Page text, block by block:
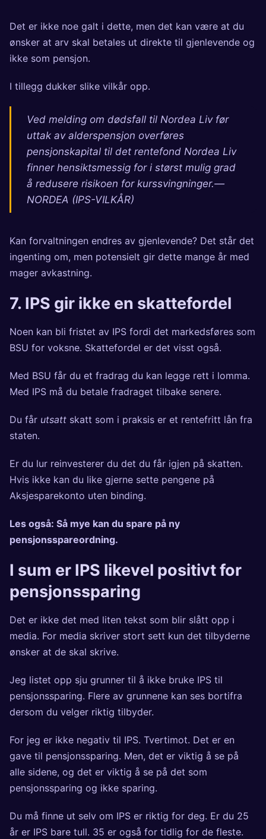
Det er ikke noe galt i dette, men det kan være at du
ønsker at arv skal betales ut direkte til gjenlevende og
ikke som pensjon.
I tillegg dukker slike vilkår opp.
Ved melding om dødsfall til Nordea Liv før
uttak av alderspensjon overføres
pensjonskapital til det rentefond Nordea Liv
finner hensiktsmessig for i størst mulig grad
å redusere risikoen for kurssvingninger.—
NORDEA (IPS-VILKÅR)
Kan forvaltningen endres av gjenlevende? Det står det
ingenting om, men potensielt gir dette mange år med
mager avkastning.
7. IPS gir ikke en skattefordel
Noen kan bli fristet av IPS fordi det markedsføres som
BSU for voksne. Skattefordel er det visst også.
Med BSU får du et fradrag du kan legge rett i lomma.
Med IPS må du betale fradraget tilbake senere.
Du får utsatt skatt som i praksis er et rentefritt lån fra
staten.
Er du lur reinvesterer du det du får igjen på skatten.
Hvis ikke kan du like gjerne sette pengene på
Aksjesparekonto uten binding.
Les også: Så mye kan du spare på ny
pensjonsspareordning.
I sum er IPS likevel positivt for
pensjonssparing
Det er ikke det med liten tekst som blir slått opp i
media. For media skriver stort sett kun det tilbyderne
ønsker at de skal skrive.
Jeg listet opp sju grunner til å ikke bruke IPS til
pensjonssparing. Flere av grunnene kan ses bortifra
dersom du velger riktig tilbyder.
For jeg er ikke negativ til IPS. Tvertimot. Det er en
gave til pensjonssparing. Men, det er viktig å se på
alle sidene, og det er viktig å se på det som
pensjonssparing og ikke sparing.
Du må finne ut selv om IPS er riktig for deg. Er du 25
år er IPS bare tull. 35 er også for tidlig for de fleste.